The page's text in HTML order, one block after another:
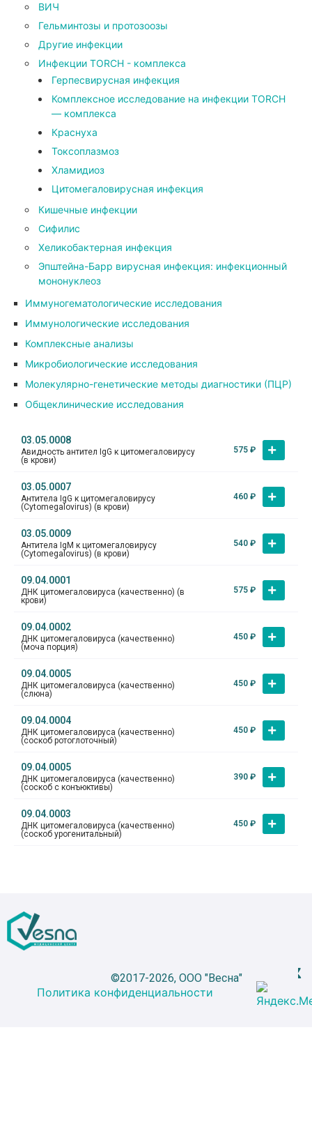
ВИЧ
Гельминтозы и протозоозы
Другие инфекции
Инфекции TORCH - комплекса
Герпесвирусная инфекция
Комплексное исследование на инфекции TORCH
— комплекса
Краснуха
Токсоплазмоз
Хламидиоз
Цитомегаловирусная инфекция
Кишечные инфекции
Сифилис
Хеликобактерная инфекция
Эпштейна-Барр вирусная инфекция: инфекционный
мононуклеоз
Иммуногематологические исследования
Иммунологические исследования
Комплексные анализы
Микробиологические исследования
Молекулярно-генетические методы диагностики (ПЦР)
Общеклинические исследования
03.05.0008
Авидность антител IgG к цитомегаловирусу
(в крови)
575 ₽
03.05.0007
Антитела IgG к цитомегаловирусу
(Cytomegalovirus) (в крови)
460 ₽
03.05.0009
Антитела IgM к цитомегаловирусу
(Cytomegalovirus) (в крови)
540 ₽
09.04.0001
ДНК цитомегаловируса (качественно) (в
крови)
575 ₽
09.04.0002
ДНК цитомегаловируса (качественно)
(моча порция)
450 ₽
09.04.0005
ДНК цитомегаловируса (качественно)
(слюна)
450 ₽
09.04.0004
ДНК цитомегаловируса (качественно)
(соскоб ротоглоточный)
450 ₽
09.04.0005
ДНК цитомегаловируса (качественно)
(соскоб с конъюктивы)
390 ₽
09.04.0003
ДНК цитомегаловируса (качественно)
(соскоб урогенитальный)
450 ₽
©2017-2026, ООО "Весна"
Политика конфиденциальности